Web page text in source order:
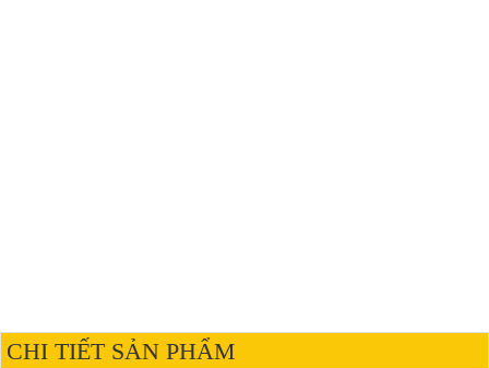
CHI TIẾT SẢN PHẨM